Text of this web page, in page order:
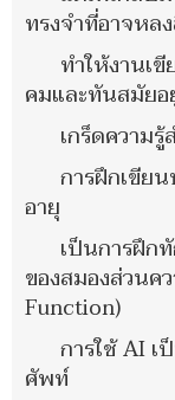
ทรงจำที่อาจหล
ทำให้งานเ
คมและทันสมัยอ
เกร็ดความ
การฝึกเขีย
อายุ
เป็นการฝึก
ของสมองส่วนค
Function)
การใช้ AI
ศัพท์